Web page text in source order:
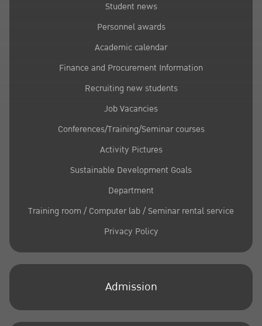
Student news
Personnel awards
Academic calendar
Finance and Procurement Information
Recruiting new students
Job Vacancies
Conferences/Training/Seminar courses
Activity Pictures
Sustainable Development Goals
Department
Training room / Computer lab / Seminar rental service
Privacy Policy
Admission